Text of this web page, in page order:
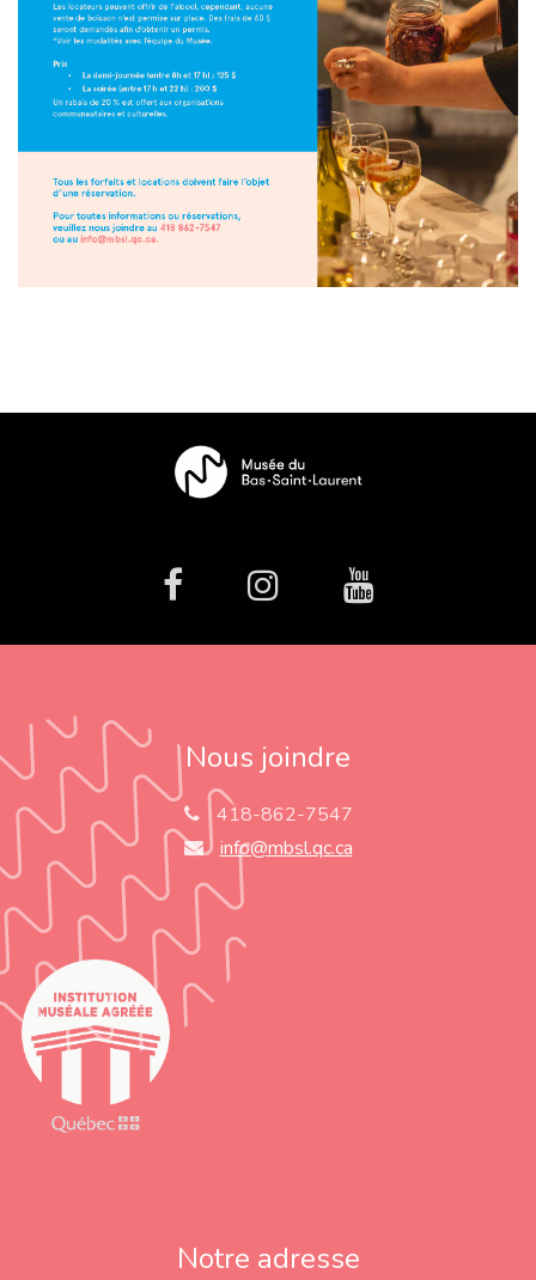
facebookInstagramYoutube
Nous joindre
418-862-7547
info@mbsl.qc.ca
Notre adresse